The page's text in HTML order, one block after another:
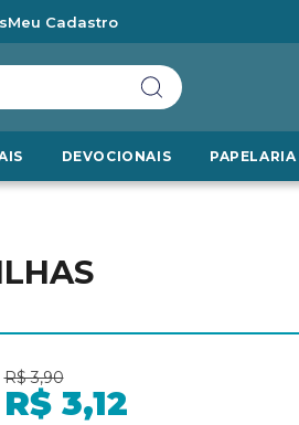
Meu Cadastro
DEVOCIONAIS PAPELARIA
R$ 3,90
R$ 3,12